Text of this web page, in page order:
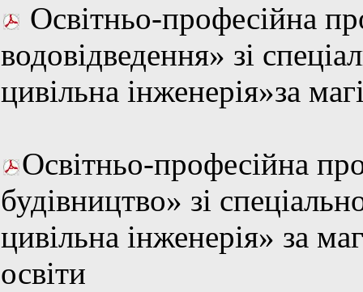
Освітньо-професійна
водовідведення» зі
цивільна інженерія»за
Освітньо-професійна
будівництво» зі
цивільна інженерія» за
освіти